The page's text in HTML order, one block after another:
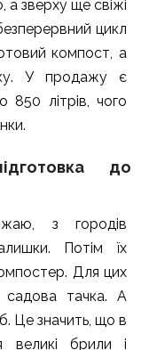
зверху ще свіжі
цикл
компост, а
У продажу є
літрів, чого
до
з городів
Потім їх
Для цих
садова тачка. А
Це значить, що в
великі брили і